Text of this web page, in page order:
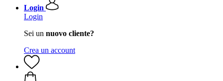
Login
Login
Sei un nuovo cliente?
Crea un account